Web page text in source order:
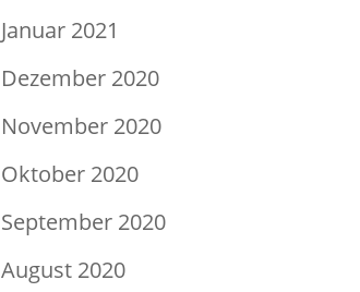
Januar 2021
Dezember 2020
November 2020
Oktober 2020
September 2020
August 2020